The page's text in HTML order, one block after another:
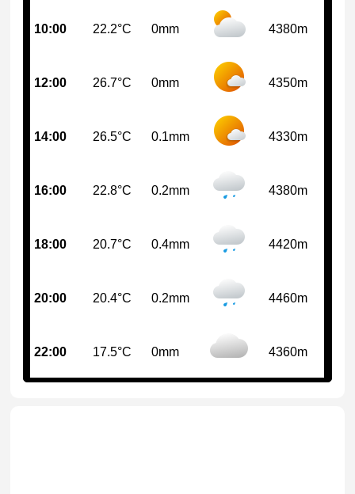
10:00 22.2°C 0mm 4380m
12:00 26.7°C 0mm 4350m
14:00 26.5°C 0.1mm 4330m
16:00 22.8°C 0.2mm 4380m
18:00 20.7°C 0.4mm 4420m
20:00 20.4°C 0.2mm 4460m
22:00 17.5°C 0mm 4360m